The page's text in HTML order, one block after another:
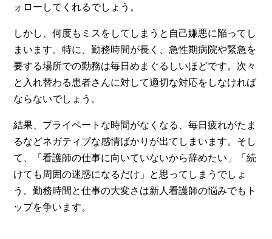
ォローしてくれるでしょう。
しかし、何度もミスをしてしまうと自己嫌悪に陥ってし
まいます。特に、勤務時間が長く、急性期病院や緊急を
要する場所での勤務は毎日めまぐるしいほどです。次々
と入れ替わる患者さんに対して適切な対応をしなければ
ならないでしょう。
結果、プライベートな時間がなくなる、毎日疲れがたま
るなどネガティブな感情ばかりが出てしまいます。そし
て、「看護師の仕事に向いていないから辞めたい」「続
けても周囲の迷惑になるだけ」と思ってしまうでしょ
う。勤務時間と仕事の大変さは新人看護師の悩みでもト
ップを争います。